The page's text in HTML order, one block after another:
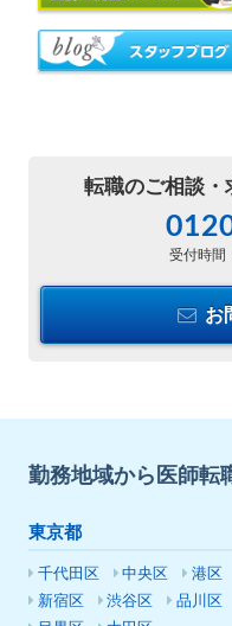
転職のご相談・
受付時間
お
勤務地域から医師転
東京都
千代田区 中央区
港区
新宿区
渋谷区
品川区